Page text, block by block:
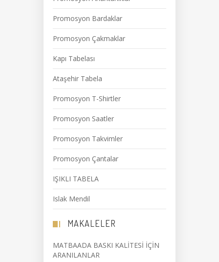
Promosyon Bardaklar
Promosyon Çakmaklar
Kapı Tabelası
Ataşehir Tabela
Promosyon T-Shirtler
Promosyon Saatler
Promosyon Takvimler
Promosyon Çantalar
IŞIKLI TABELA
Islak Mendil
MAKALELER
MATBAADA BASKI KALİTESİ İÇİN
ARANILANLAR